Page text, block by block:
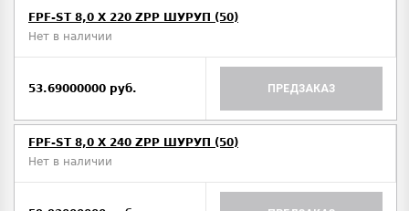
FPF-ST 8,0 X 220 ZPP ШУРУП (50)
Нет в наличии
53.69000000 руб. ПРЕДЗАКАЗ
FPF-ST 8,0 X 240 ZPP ШУРУП (50)
Нет в наличии